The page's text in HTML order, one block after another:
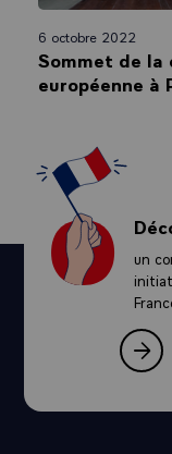
6 octobre 2022
Sommet de la
européenne à
un